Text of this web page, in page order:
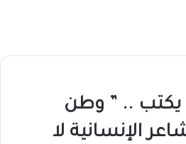
.. ” وطن
الإنسانية لا